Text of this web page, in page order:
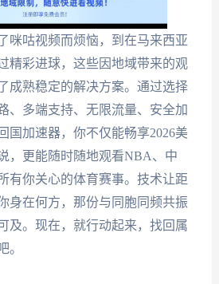
咪咕视频而烦恼，到在马来西亚
精彩进球，这些因地域带来的观
成熟稳定的解决方案。通过选择
、多端支持、无限流量、安全加
国加速器，你不仅能畅享2026美
，更能随时随地观看NBA、中
有你关心的体育赛事。技术让距
身在何方，那份与同胞同频共振
及。现在，就行动起来，找回属
。